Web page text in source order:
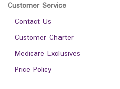
Customer Service
- Contact Us
- Customer Charter
- Medicare Exclusives
- Price Policy